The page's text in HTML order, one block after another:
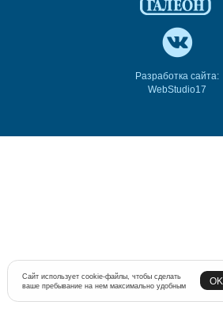
Разработка сайта:
WebStudio17
Сайт использует cookie-файлы, чтобы сделать
ваше пребывание на нем максимально удобным
OK